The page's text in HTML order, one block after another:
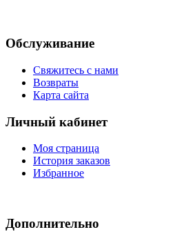
Обслуживание
Свяжитесь с нами
Возвраты
Карта сайта
Личный кабинет
Моя страница
История заказов
Избранное
Дополнительно